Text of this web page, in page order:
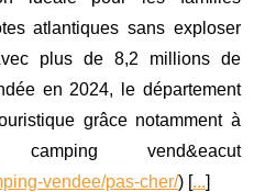
atlantiques sans exploser
plus de 8,2 millions de
en 2024, le département
grâce notamment à
vend&eacut
vendee/pas-cher/) [...]